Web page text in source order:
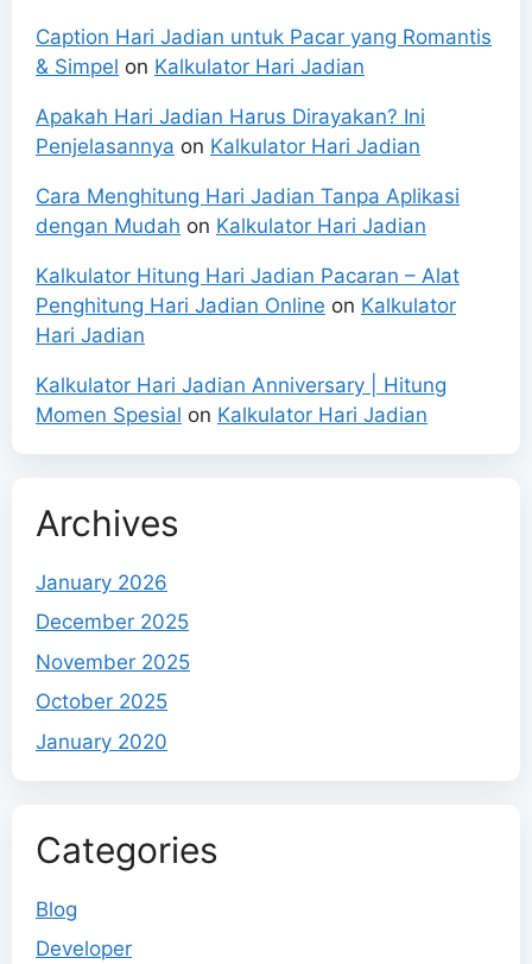
Caption Hari Jadian untuk Pacar yang Romantis
& Simpel on Kalkulator Hari Jadian
Apakah Hari Jadian Harus Dirayakan? Ini
Penjelasannya on Kalkulator Hari Jadian
Cara Menghitung Hari Jadian Tanpa Aplikasi
dengan Mudah on Kalkulator Hari Jadian
Kalkulator Hitung Hari Jadian Pacaran – Alat
Penghitung Hari Jadian Online on Kalkulator
Hari Jadian
Kalkulator Hari Jadian Anniversary | Hitung
Momen Spesial on Kalkulator Hari Jadian
Archives
January 2026
December 2025
November 2025
October 2025
January 2020
Categories
Blog
Developer